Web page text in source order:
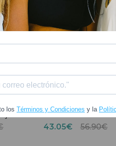
Endocare Renewal
Retinoid Int Serum 30ml
43.05€ 56.90€